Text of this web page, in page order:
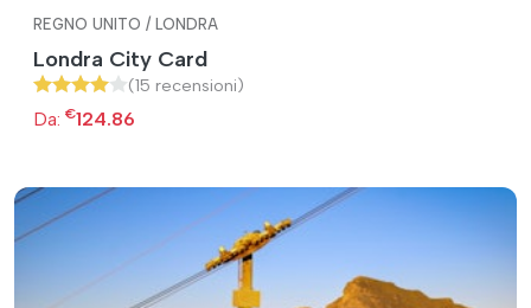
REGNO UNITO / LONDRA
Londra City Card
(15 recensioni)
Da: €124.86